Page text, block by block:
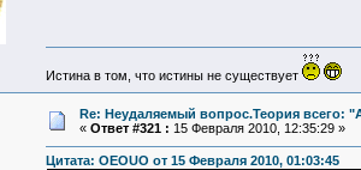
Истина в том, что истины не существует
Re: Неудаляемый вопрос.Теория всего:
« Ответ #321 : 15 Февраля 2010, 12:35:29 »
Цитата: OEOUO от 15 Февраля 2010, 01:03:45